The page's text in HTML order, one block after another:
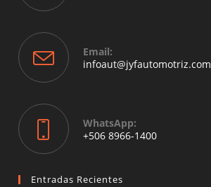
application
Email:
infoaut@jyfautomotriz.com
WhatsApp:
+506 8966-1400Opens
Entradas Recientes